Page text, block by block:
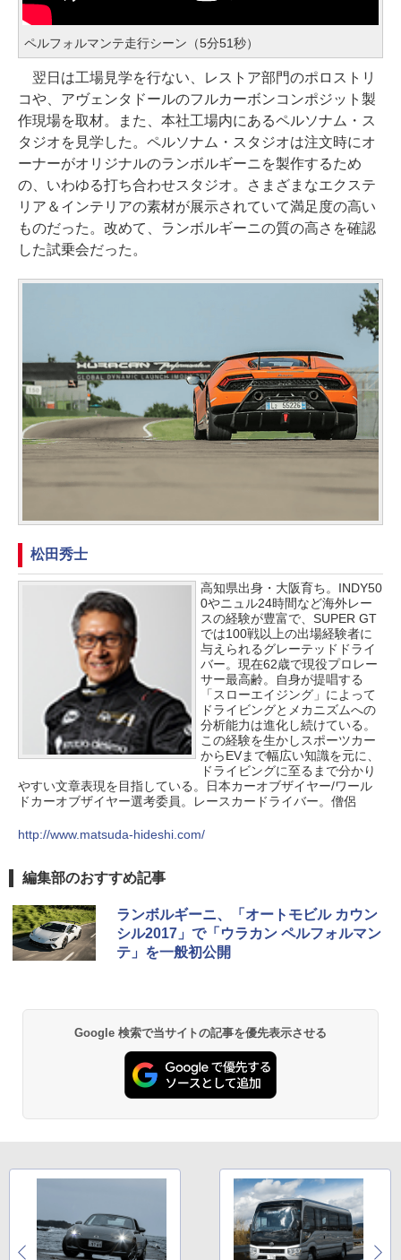
ペルフォルマンテ走行シーン（5分51秒）
翌日は工場見学を行ない、レストア部門のポロストリ
コや、アヴェンタドールのフルカーボンコンポジット製
作現場を取材。また、本社工場内にあるペルソナム・ス
タジオを見学した。ペルソナム・スタジオは注文時にオ
ーナーがオリジナルのランボルギーニを製作するため
の、いわゆる打ち合わせスタジオ。さまざまなエクステ
リア＆インテリアの素材が展示されていて満足度の高い
ものだった。改めて、ランボルギーニの質の高さを確認
した試乗会だった。
松田秀士
高知県出身・大阪育ち。INDY50
0やニュル24時間など海外レー
スの経験が豊富で、SUPER GT
では100戦以上の出場経験者に
与えられるグレーテッドドライ
バー。現在62歳で現役プロレー
サー最高齢。自身が提唱する
「スローエイジング」によって
ドライビングとメカニズムへの
分析能力は進化し続けている。
この経験を生かしスポーツカー
からEVまで幅広い知識を元に、
ドライビングに至るまで分かり
やすい文章表現を目指している。日本カーオブザイヤー/ワール
ドカーオブザイヤー選考委員。レースカードライバー。僧侶
http://www.matsuda-hideshi.com/
編集部のおすすめ記事
ランボルギーニ、「オートモビル カウン
シル2017」で「ウラカン ペルフォルマン
テ」を一般初公開
Google 検索で当サイトの記事を優先表示させる